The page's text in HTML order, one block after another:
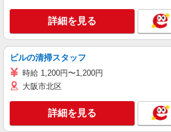
詳細を見る
ビルの清掃スタッフ
時給 1,200円〜1,200円
大阪市北区
詳細を見る